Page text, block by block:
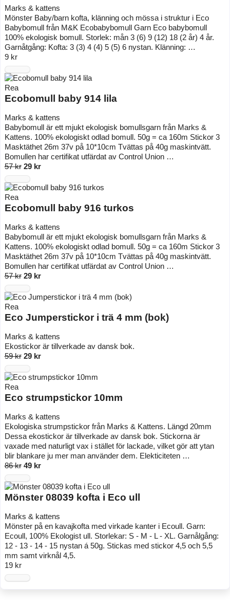
Marks & kattens
Mönster Baby/barn kofta, klänning och mössa i struktur i Eco
Babybomull från M&K Ecobabybomull Garn Eco babybomull
100% ekologisk bomull. Storlek: mån 3 (6) 9 (12) 18 (2 år) 4 år.
Garnåtgång: Kofta: 3 (3) 4 (4) 5 (5) 6 nystan. Klänning: …
9 kr
Rea
Ecobomull baby 914 lila
Marks & kattens
Babybomull är ett mjukt ekologisk bomullsgarn från Marks &
Kattens. 100% ekologiskt odlad bomull. 50g = ca 160m Stickor 3
Masktäthet 26m 37v på 10*10cm Tvättas på 40g maskintvätt.
Bomullen har certifikat utfärdat av Control Union …
57 kr 29 kr
Rea
Ecobomull baby 916 turkos
Marks & kattens
Babybomull är ett mjukt ekologisk bomullsgarn från Marks &
Kattens. 100% ekologiskt odlad bomull. 50g = ca 160m Stickor 3
Masktäthet 26m 37v på 10*10cm Tvättas på 40g maskintvätt.
Bomullen har certifikat utfärdat av Control Union …
57 kr 29 kr
Rea
Eco Jumperstickor i trä 4 mm (bok)
Marks & kattens
Ekostickor är tillverkade av dansk bok.
59 kr 29 kr
Rea
Eco strumpstickor 10mm
Marks & kattens
Ekologiska strumpstickor från Marks & Kattens. Längd 20mm
Dessa ekostickor är tillverkade av dansk bok. Stickorna är
vaxade med naturligt vax i stället för lackade, vilket gör att ytan
blir blankare ju mer man använder dem. Elekticiteten …
86 kr 49 kr
Mönster 08039 kofta i Eco ull
Marks & kattens
Mönster på en kavajkofta med virkade kanter i Ecoull. Garn:
Ecoull, 100% Ekologist ull. Storlekar: S - M - L - XL. Garnålgång:
12 - 13 - 14 - 15 nystan á 50g. Stickas med stickor 4,5 och 5,5
mm samt virknål 4,5.
19 kr